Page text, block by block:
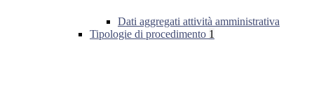
Dati aggregati attività amministrativa
Tipologie di procedimento 1